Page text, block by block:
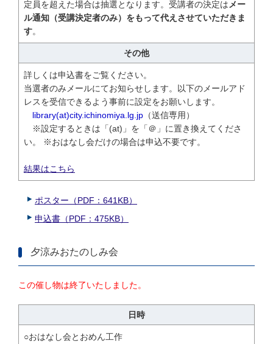
定員を超えた場合は抽選となります。受講者の決定は メー
ル通知（受講決定者のみ）をもって代えさせていただきま
す。
その他
詳しくは申込書をご覧ください。
当選者のみメールにてお知らせします。以下のメールアド
レスを受信できるよう事前に設定をお願いします。
library(at)city.ichinomiya.lg.jp （送信専用）
※設定するときは「(at)」を「＠」に置き換えてくださ
い。 ※おはなし会だけの場合は申込不要です。
結果はこちら
ポスター（PDF：641KB）
申込書（PDF：475KB）
夕涼みおたのしみ会
この催し物は終了いたしました。
日時
○おはなし会とおめん工作